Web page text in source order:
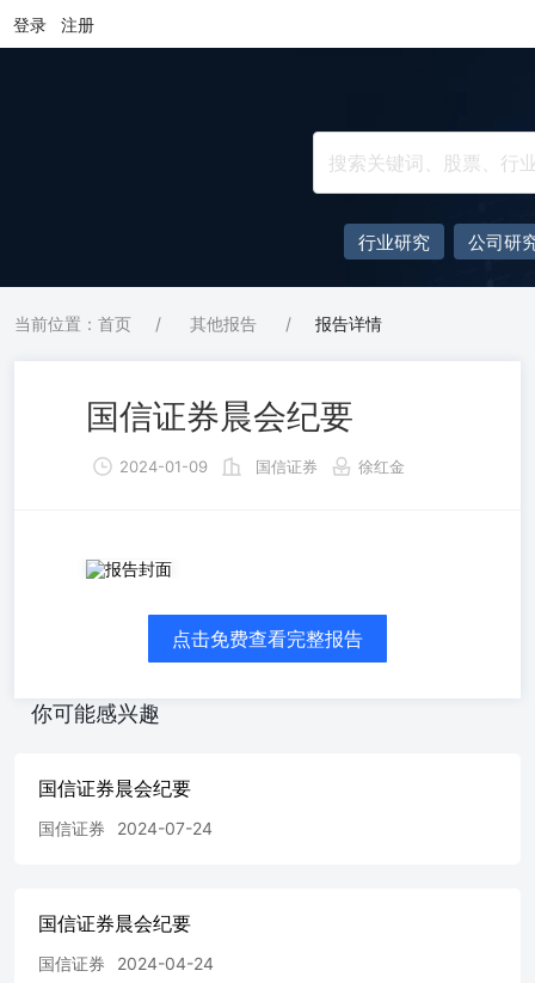
登录 注册
行业研究 公司研
当前位置：首页 / 其他报告 / 报告详情
国信证券晨会纪要
2024-01-09 国信证券 徐红金
晨会纪要 数据日期:2024-01-08 上证综指 深证成指沪深 300
（点） 2887.53 8947.72 3286.05 10055.72 2368.92 784.43 涨
跌幅度（%） -1.42 -1.85 -1.29 -1.96 -1.97 -2.88 成交金额
观周报-国内生产资料价格连续两旬回升指向经济延续回暖
益周报:转债市场周报-市场总体情绪较差，转债择券仍可积
极策略专题:蓄力向上系列(六)-寻找优质红利资产 行业与公
物周报（24年第2周）：东阿阿胶、江中药业发布股票激励
周）：家电股息率较为可观，经营稳健下长期配置价值彰显
点击免费查看完整报告
你可能感兴趣
国信证券晨会纪要
国信证券 2024-07-24
国信证券晨会纪要
国信证券 2024-04-24